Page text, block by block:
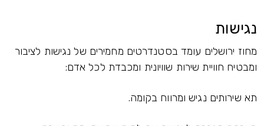
נגישות
מחוז ירושלים עומד בסטנדרטים מחמירים של נגישות לציבור
ומבטיח חוויית שירות שוויונית ומכבדת לכל אדם:
תא שירותים נגיש ומרווח בקומה.